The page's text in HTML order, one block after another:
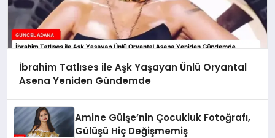
İbrahim Tatlıses ile Aşk Yaşayan Ünlü Oryantal
Asena Yeniden Gündemde
Amine Gülşe’nin Çocukluk Fotoğrafı,
Gülüşü Hiç Değişmemiş